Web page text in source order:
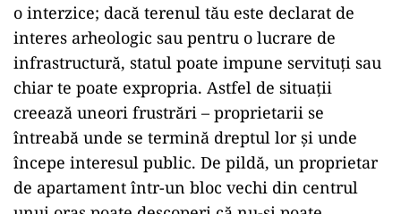
o interzice; dacă terenul tău este declarat de
interes arheologic sau pentru o lucrare de
infrastructură, statul poate impune servituți sau
chiar te poate expropria. Astfel de situații
creează uneori frustrări – proprietarii se
întreabă unde se termină dreptul lor și unde
începe interesul public. De pildă, un proprietar
de apartament într-un bloc vechi din centrul